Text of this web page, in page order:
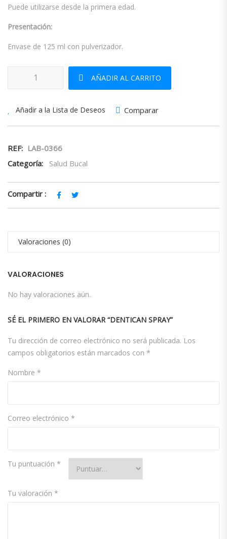
Puede utilizarse desde la primera edad.
Presentación:
Envase de 125 ml con pulverizador.
AÑADIR AL CARRITO
Añadir a la Lista de Deseos Comparar
REF: LAB-0366
Categoría:
Salud Bucal
Compartir :
Valoraciones (0)
VALORACIONES
No hay valoraciones aún.
SÉ EL PRIMERO EN VALORAR “DENTICAN SPRAY”
Tu dirección de correo electrónico no será publicada. Los
campos obligatorios están marcados con *
Nombre *
Correo electrónico *
Tu puntuación *
Tu valoración *